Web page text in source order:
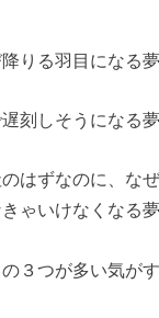
りる羽目になる夢
刻しそうになる夢
はずなのに、な
ゃいけなくなる夢
３つが多い気がす